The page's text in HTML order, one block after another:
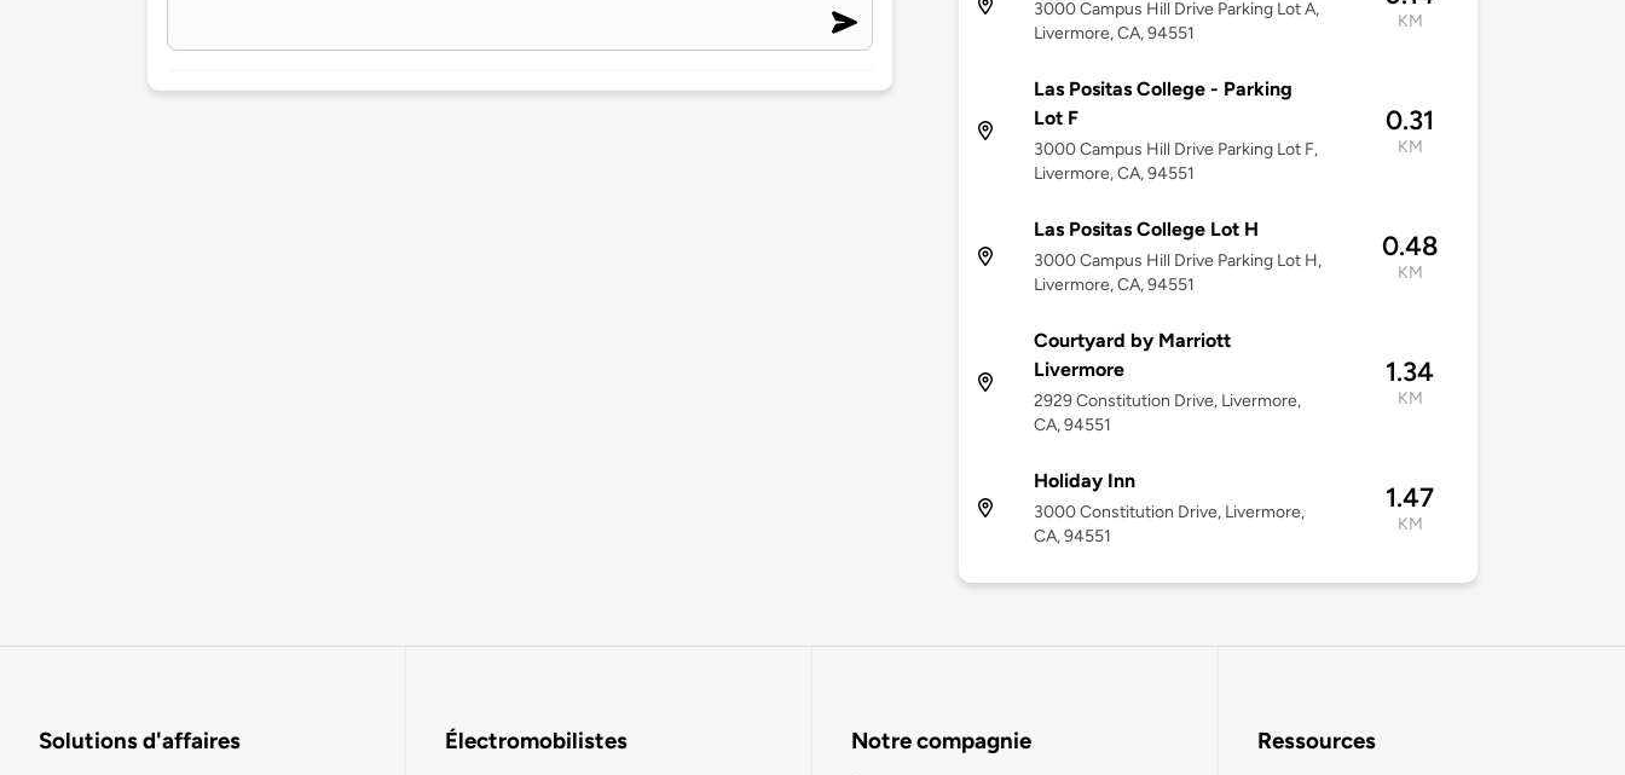
3000 Campus Hill Drive Parking Lot A,
Livermore, CA, 94551
KM
Las Positas College - Parking
Lot F
3000 Campus Hill Drive Parking Lot F,
Livermore, CA, 94551
0.31
KM
Las Positas College Lot H
3000 Campus Hill Drive Parking Lot H,
Livermore, CA, 94551
0.48
KM
Courtyard by Marriott
Livermore
2929 Constitution Drive, Livermore,
CA, 94551
1.34
KM
Holiday Inn
3000 Constitution Drive, Livermore,
CA, 94551
1.47
KM
Solutions d'affaires Électromobilistes Notre compagnie Ressources